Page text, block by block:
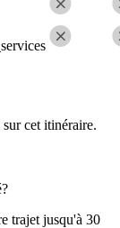
cet itinéraire.
trajet jusqu'à 30